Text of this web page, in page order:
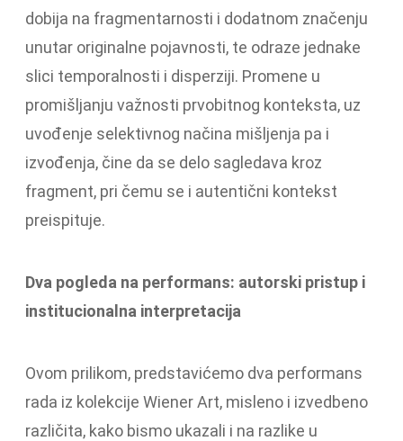
dobija na fragmentarnosti i dodatnom značenju
unutar originalne pojavnosti, te odraze jednake
slici temporalnosti i disperziji. Promene u
promišljanju važnosti prvobitnog konteksta, uz
uvođenje selektivnog načina mišljenja pa i
izvođenja, čine da se delo sagledava kroz
fragment, pri čemu se i autentični kontekst
preispituje.
Dva pogleda na performans: autorski pristup i
institucionalna interpretacija
Ovom prilikom, predstavićemo dva performans
rada iz kolekcije Wiener Art, misleno i izvedbeno
različita, kako bismo ukazali i na razlike u